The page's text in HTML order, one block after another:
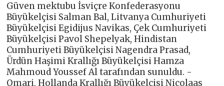
Güven mektubu İsviçre Konfederasyonu
Büyükelçisi Salman Bal, Litvanya Cumhuriyeti
Büyükelçisi Egidijus Navikas, Çek Cumhuriyeti
Büyükelçisi Pavol Shepelyak, Hindistan
Cumhuriyeti Büyükelçisi Nagendra Prasad,
Ürdün Haşimi Krallığı Büyükelçisi Hamza
Mahmoud Youssef Al tarafından sunuldu. -
Omari, Hollanda Krallığı Büyükelçisi Nicolaas